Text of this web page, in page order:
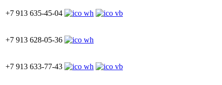
+7 913 635-45-04
+7 913 628-05-36
+7 913 633-77-43